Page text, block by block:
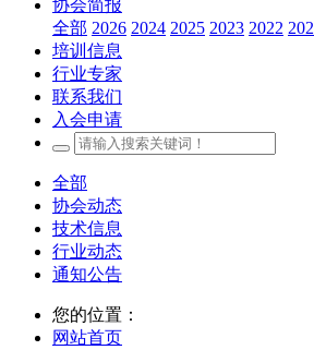
协会简报
全部 2026 2024 2025 2023 2022
培训信息
行业专家
联系我们
入会申请
全部
协会动态
技术信息
行业动态
通知公告
您的位置：
网站首页